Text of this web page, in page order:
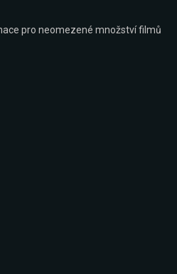
pro neomezené množství filmů